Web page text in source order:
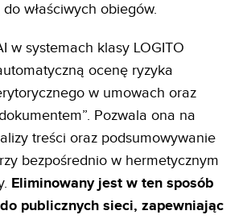
właściwych obiegów.
w systemach klasy LOGITO
ocenę ryzyka
w umowach oraz
Pozwala ona na
treści oraz podsumowywanie
bezpośrednio w hermetycznym
Eliminowany jest w ten sposób
publicznych sieci, zapewniając